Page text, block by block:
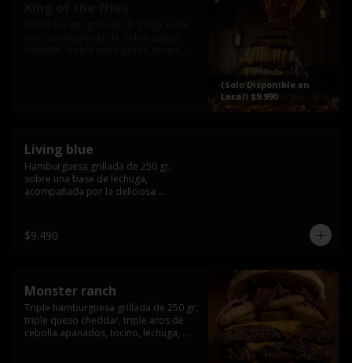
(Solo Disponible en
Local) $9.990
Living blue
Hamburguesa grillada de 250 gr,
sobre una base de lechuga,
acompañada por la deliciosa
wisky jack daniels y salsa de miel.-
$9.490
Monster ranch
Triple hamburguesa grillada de 250 gr,
triple queso cheddar, triple aros de
cebolla apanados, tocino, lechuga,